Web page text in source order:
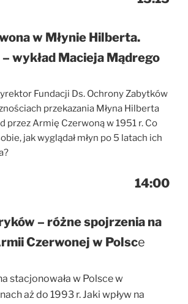
w Młynie Hilberta.
wykład Macieja Mądrego
Fundacji Ds. Ochrony Zabytków
przekazania Młyna Hilberta
przez Armię Czerwoną w 1951 r. Co
jak wyglądał młyn po 5 latach ich
14:00
– różne spojrzenia na
Czerwonej w Polsce
stacjonowała w Polsce w
aż do 1993 r. Jaki wpływ na